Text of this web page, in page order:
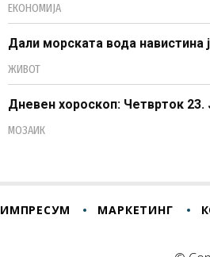
ЕКОНОМИЈА
Дали морската вода навистина
ЖИВОТ
Дневен хороскоп: Четврток 23.
МОЗАИК
ИМПРЕСУМ МАРКЕТИНГ